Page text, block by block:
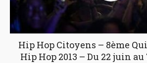
Hip Hop Citoyens – 8ème
Hip Hop 2013 – Du 22 juin